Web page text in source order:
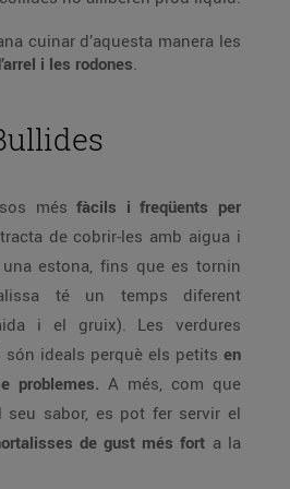
cuinar d’aquesta manera les
i les rodones.
més fàcils i freqüents per
de cobrir-les amb aigua i
estona, fins que es tornin
té un temps diferent
i el gruix). Les verdures
ideals perquè els petits en
problemes. A més, com que
seu sabor, es pot fer servir el
de gust més fort a la